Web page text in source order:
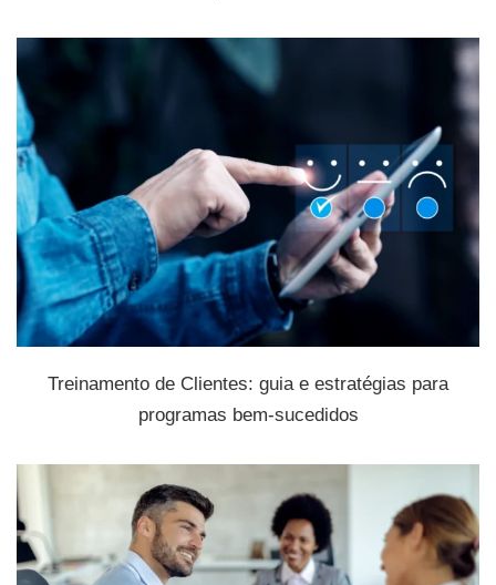
Treinamento de Clientes: guia e estratégias para
programas bem-sucedidos